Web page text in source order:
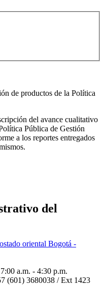
de productos de la Política
del avance cualitativo
Pública de Gestión
a los reportes entregados
del
oriental Bogotá -
a.m. - 4:30 p.m.
(601) 3680038 / Ext 1423